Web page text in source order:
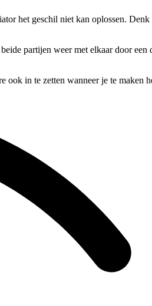
het geschil niet kan oplossen.
partijen weer met elkaar door een
ook in te zetten wanneer je te maken